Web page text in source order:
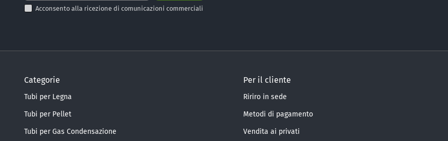
Acconsento alla ricezione di comunicazioni commerciali
Categorie
Tubi per Legna
Tubi per Pellet
Tubi per Gas Condensazione
Per il cliente
Ririro in sede
Metodi di pagamento
Vendita ai privati